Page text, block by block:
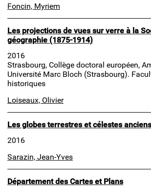
Foncin, Myriem
Les projections de vues sur verre à la
géographie (1875-1914)
2016
Strasbourg, Collège doctoral européen,
Université Marc Bloch (Strasbourg).
historiques
Loiseaux, Olivier
Les globes terrestres et célestes
2016
Sarazin, Jean-Yves
Département des Cartes et Plans